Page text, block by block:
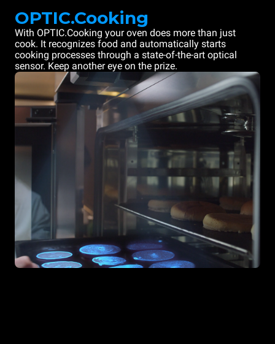
OPTIC.Cooking
With OPTIC.Cooking your oven does more than just
cook. It recognizes food and automatically starts
cooking processes through a state-of-the-art optical
sensor. Keep another eye on the prize.